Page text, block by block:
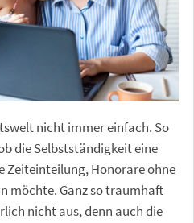
nicht immer einfach. So
die Selbstständigkeit eine
Zeiteinteilung, Honorare ohne
möchte. Ganz so traumhaft
nicht aus, denn auch die